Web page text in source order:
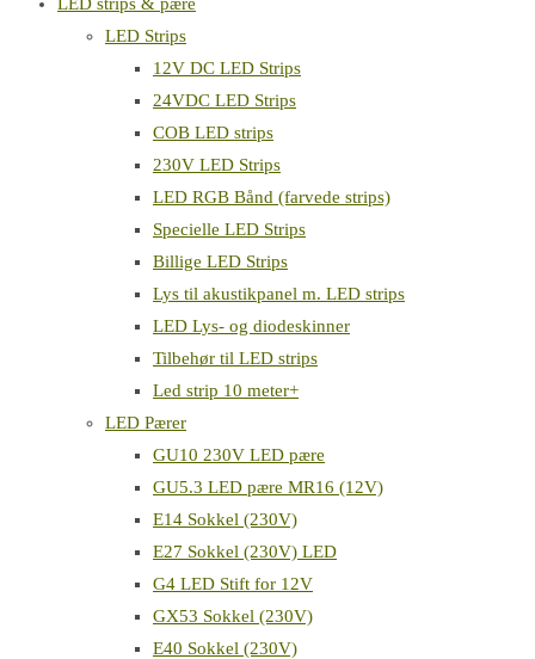
LED Strips
12V DC LED Strips
24VDC LED Strips
COB LED strips
230V LED Strips
LED RGB Bånd (farvede strips)
Specielle LED Strips
Billige LED Strips
Lys til akustikpanel m. LED strips
LED Lys- og diodeskinner
Tilbehør til LED strips
Led strip 10 meter+
LED Pærer
GU10 230V LED pære
GU5.3 LED pære MR16 (12V)
E14 Sokkel (230V)
E27 Sokkel (230V) LED
G4 LED Stift for 12V
GX53 Sokkel (230V)
E40 Sokkel (230V)